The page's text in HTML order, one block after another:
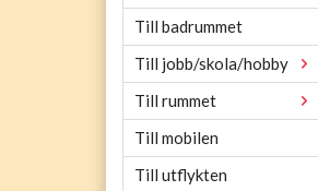
Till badrummet
Till jobb/skola/hobby
Till rummet
Till mobilen
Till utflykten